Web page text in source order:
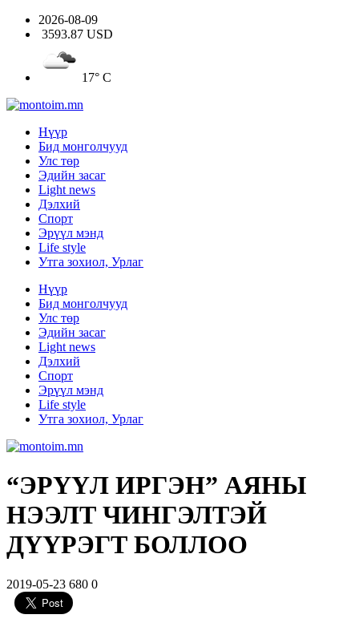
2026-08-09
3593.87 USD
17° C
Нүүр
Бид монголчууд
Улс төр
Эдийн засаг
Light news
Дэлхий
Спорт
Эрүүл мэнд
Life style
Утга зохиол, Урлаг
Нүүр
Бид монголчууд
Улс төр
Эдийн засаг
Light news
Дэлхий
Спорт
Эрүүл мэнд
Life style
Утга зохиол, Урлаг
“ЭРҮҮЛ ИРГЭН” АЯНЫ
НЭЭЛТ ЧИНГЭЛТЭЙ
ДҮҮРЭГТ БОЛЛОО
2019-05-23 680 0